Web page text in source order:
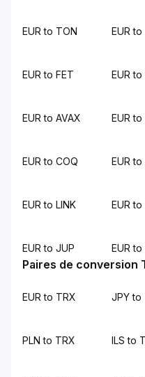
EUR to TON EUR to
EUR to FET EUR to
EUR to AVAX EUR
EUR to COQ EUR to
EUR to LINK EUR to
EUR to JUP EUR to
Paires de conversion
EUR to TRX JPY to
PLN to TRX ILS to